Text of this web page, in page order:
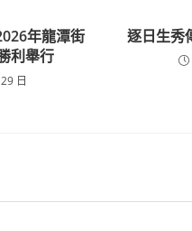
年龍潭街
利舉行
日
逐日生秀